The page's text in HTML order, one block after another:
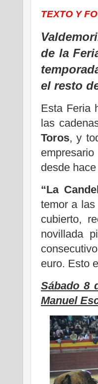
TEXTO Y
de la
el resto
Esta Feria
las
Toros, y
desde
“La
temor a
cubierto,
novillada
euro. Esto
Sábado 8
Manuel